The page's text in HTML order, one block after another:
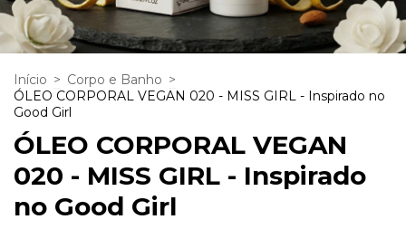
Início > Corpo e Banho >
ÓLEO CORPORAL VEGAN 020 - MISS GIRL - Inspirado no
Good Girl
ÓLEO CORPORAL VEGAN
020 - MISS GIRL - Inspirado
no Good Girl